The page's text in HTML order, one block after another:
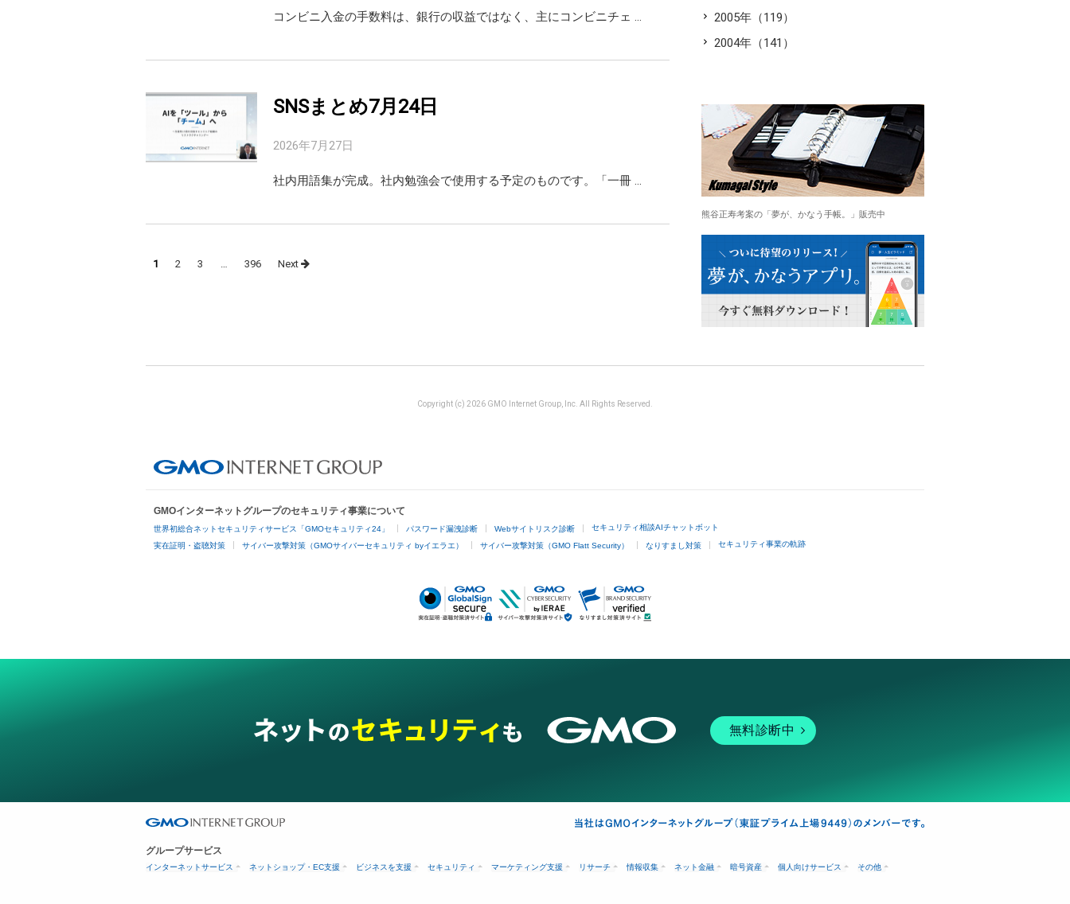
コンビニ入金の手数料は、銀行の収益ではなく、主にコンビニチェ …
SNSまとめ7月24日
2026年7月27日
社内用語集が完成。社内勉強会で使用する予定のものです。「一冊 …
Posts
1 2 3 … 396 Next
2005年（119）
2004年（141）
熊谷正寿考案の「夢が、かなう手帳。」販売中
Copyright (c) 2026 GMO Internet Group, Inc. All Rights Reserved.
GMOインターネットグループのセキュリティ事業について
世界初総合ネットセキュリティサービス「GMOセキュリティ24」 パスワード漏洩診断 Webサイトリスク診断 セキュリティ相談AIチャットボット
実在証明・盗聴対策 サイバー攻撃対策（GMOサイバーセキュリティ byイエラエ） サイバー攻撃対策（GMO Flatt Security） なりすまし対策 セキュリティ事業の軌跡
無料診断中
グループサービス
インターネットサービス ネットショップ・EC支援 ビジネスを支援 セキュリティ マーケティング支援 リサーチ 情報収集 ネット金融 暗号資産 個人向けサービス その他